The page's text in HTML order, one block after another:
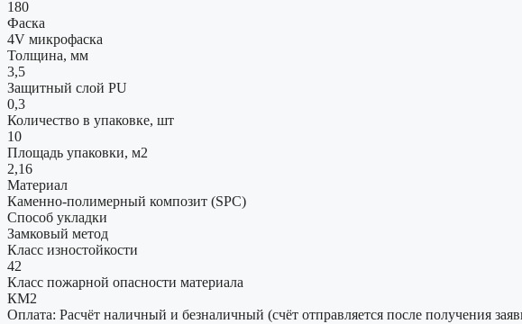
180
Фаска
4V микрофаска
Толщина, мм
3,5
Защитный слой PU
0,3
Количество в упаковке, шт
10
Площадь упаковки, м2
2,16
Материал
Каменно-полимерный композит (SPC)
Способ укладки
Замковый метод
Класс изностойкости
42
Класс пожарной опасности материала
КМ2
Оплата: Расчёт наличный и безналичный (счёт отправляется после получения